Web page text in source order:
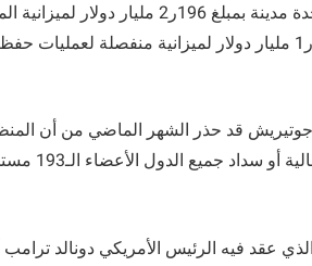
وأوضحت الأمم المتحدة أن الولايات المتحدة مدينة
767 مليون دولار لهذا العام، إضافة إلى 8ر1 مليار دولار لميزانية
جوتيريش قد حذر الشهر الماضي من أن
ماليا وشيكا”
عقد فيه الرئيس الأمريكي دونالد